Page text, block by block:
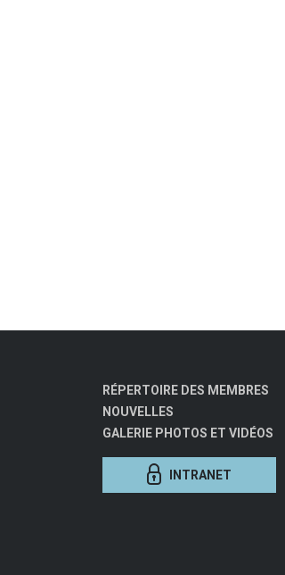
RÉPERTOIRE DES MEMBRES
NOUVELLES
GALERIE PHOTOS ET VIDÉOS
INTRANET